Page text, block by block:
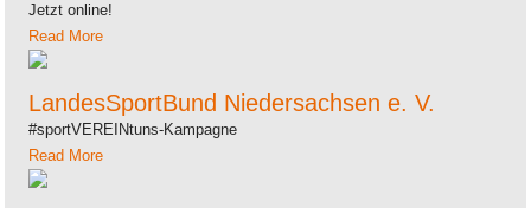
Jetzt online!
Read More
LandesSportBund Niedersachsen e. V.
#sportVEREINtuns-Kampagne
Read More